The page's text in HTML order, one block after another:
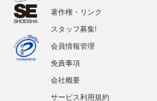
著作権・リンク
スタッフ募集!
会員情報管理
免責事項
会社概要
サービス利用規約